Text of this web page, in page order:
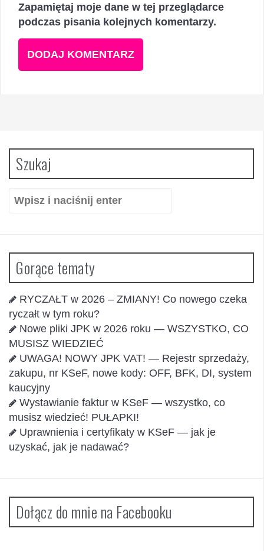
Zapamiętaj moje dane w tej przeglądarce
podczas pisania kolejnych komentarzy.
Szukaj
Szukaj:
Gorące tematy
RYCZAŁT w 2026 – ZMIANY! Co nowego czeka
ryczałt w tym roku?
Nowe pliki JPK w 2026 roku — WSZYSTKO, CO
MUSISZ WIEDZIEĆ
UWAGA! NOWY JPK VAT! — Rejestr sprzedaży,
zakupu, nr KSeF, nowe kody: OFF, BFK, DI, system
kaucyjny
Wystawianie faktur w KSeF — wszystko, co
musisz wiedzieć! PUŁAPKI!
Uprawnienia i certyfikaty w KSeF — jak je
uzyskać, jak je nadawać?
Dołącz do mnie na Facebooku